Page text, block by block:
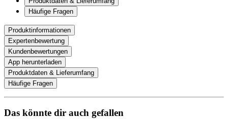
Häufige Fragen
Produktinformationen
Expertenbewertung
Kundenbewertungen
App herunterladen
Produktdaten & Lieferumfang
Häufige Fragen
Das könnte dir auch gefallen